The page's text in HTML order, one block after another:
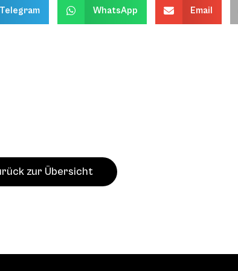
Telegram WhatsApp Email
zur Übersicht